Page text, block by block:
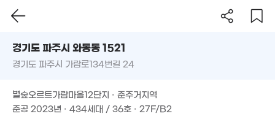
50억
'26. 05
필터 매물 탐색
경기도 파주시 와동동 1521
준공 2023년 · 434세대 / 36호 · 27F/B2
경기도 파주시 와동동 1521
경기도 파주시 가람로134번길 24
별숲오르트가람마을12단지 · 준주거지역
준공 2023년 · 434세대 / 36호 · 27F/B2